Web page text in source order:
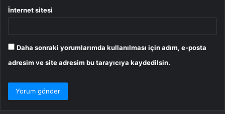
İnternet sitesi
Daha sonraki yorumlarımda kullanılması için adım, e-posta
adresim ve site adresim bu tarayıcıya kaydedilsin.